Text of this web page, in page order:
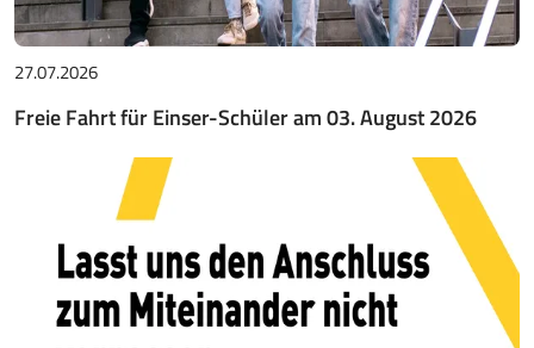
27.07.2026
Freie Fahrt für Einser-Schüler am 03. August 2026